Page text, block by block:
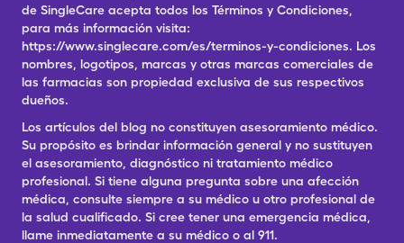
de SingleCare acepta todos los Términos y Condiciones,
para más información visita:
https://www.singlecare.com/es/terminos-y-condiciones. Los
nombres, logotipos, marcas y otras marcas comerciales de
las farmacias son propiedad exclusiva de sus respectivos
dueños.
Los artículos del blog no constituyen asesoramiento médico.
Su propósito es brindar información general y no sustituyen
el asesoramiento, diagnóstico ni tratamiento médico
profesional. Si tiene alguna pregunta sobre una afección
médica, consulte siempre a su médico u otro profesional de
la salud cualificado. Si cree tener una emergencia médica,
llame inmediatamente a su médico o al 911.